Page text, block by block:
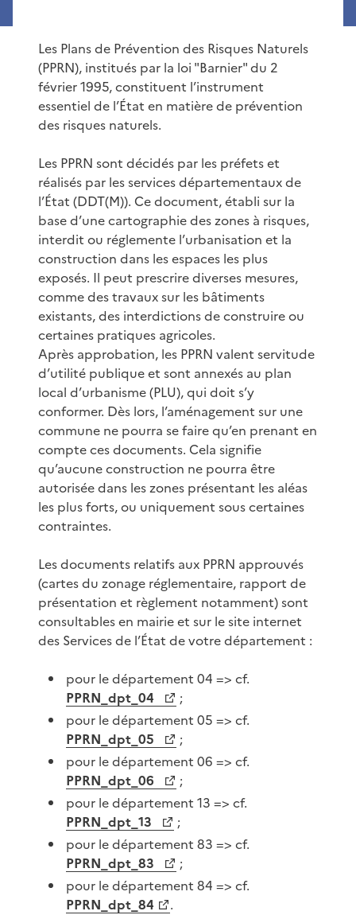
Les Plans de Prévention des Risques Naturels
(PPRN), institués par la loi "Barnier" du 2
février 1995, constituent l’instrument
essentiel de l’État en matière de prévention
des risques naturels.
Les PPRN sont décidés par les préfets et
réalisés par les services départementaux de
l’État (DDT(M)). Ce document, établi sur la
base d’une cartographie des zones à risques,
interdit ou réglemente l’urbanisation et la
construction dans les espaces les plus
exposés. Il peut prescrire diverses mesures,
comme des travaux sur les bâtiments
existants, des interdictions de construire ou
certaines pratiques agricoles.
Après approbation, les PPRN valent servitude
d’utilité publique et sont annexés au plan
local d’urbanisme (PLU), qui doit s’y
conformer. Dès lors, l’aménagement sur une
commune ne pourra se faire qu’en prenant en
compte ces documents. Cela signifie
qu’aucune construction ne pourra être
autorisée dans les zones présentant les aléas
les plus forts, ou uniquement sous certaines
contraintes.
Les documents relatifs aux PPRN approuvés
(cartes du zonage réglementaire, rapport de
présentation et règlement notamment) sont
consultables en mairie et sur le site internet
des Services de l’État de votre département :
pour le département 04 => cf.
PPRN_dpt_04
;
pour le département 05 => cf.
PPRN_dpt_05
;
pour le département 06 => cf.
PPRN_dpt_06
;
pour le département 13 => cf.
PPRN_dpt_13
;
pour le département 83 => cf.
PPRN_dpt_83
;
pour le département 84 => cf.
PPRN_dpt_84
.